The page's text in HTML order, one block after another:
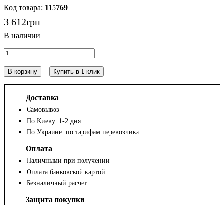
115769
3 612грн
В корзину Купить в 1 клик
Доставка
Самовывоз
По Киеву: 1-2 дня
По Украине: по тарифам перевозчика
Оплата
Наличными при получении
Оплата банковской картой
Безналичный расчет
Защита покупки